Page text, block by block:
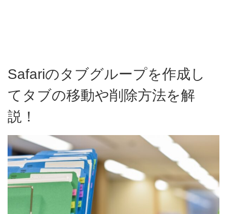
Safariのタブグループを作成し
てタブの移動や削除方法を解
説！